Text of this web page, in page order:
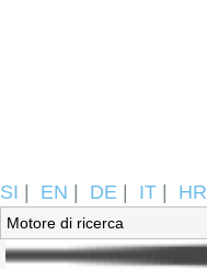
SI EN DE IT HR